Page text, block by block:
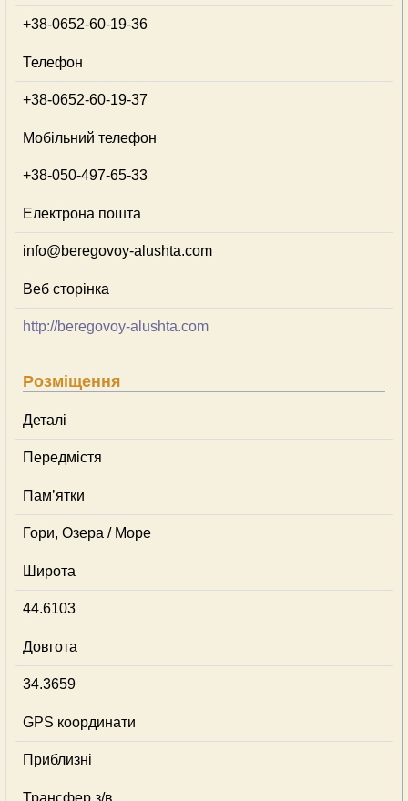
+38-0652-60-19-36
Телефон
+38-0652-60-19-37
Мобільний телефон
+38-050-497-65-33
Електрона пошта
info@beregovoy-alushta.com
Веб сторінка
http://beregovoy-alushta.com
Розміщення
Деталі
Передмістя
Пам’ятки
Гори, Озера / Море
Широта
44.6103
Довгота
34.3659
GPS координати
Приблизні
Трансфер з/в